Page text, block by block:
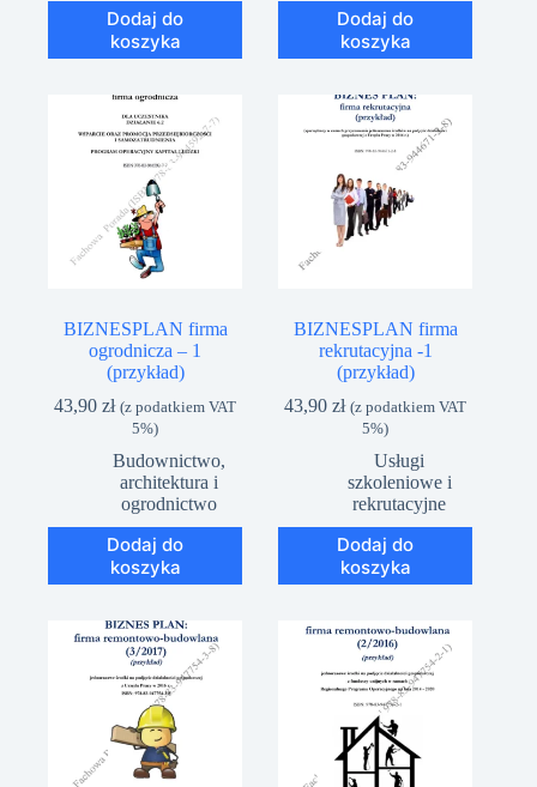
Dodaj do
koszyka
Dodaj do
koszyka
BIZNESPLAN firma
ogrodnicza – 1
(przykład)
43,90zł (z podatkiem VAT
5%)
Budownictwo,
architektura i
ogrodnictwo
Dodaj do
koszyka
BIZNESPLAN firma
rekrutacyjna -1
(przykład)
43,90zł (z podatkiem VAT
5%)
Usługi
szkoleniowe i
rekrutacyjne
Dodaj do
koszyka